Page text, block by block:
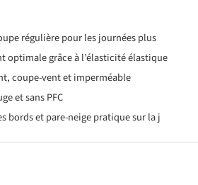
régulière pour les journées plus
optimale grâce à l’élasticité élastique
coupe-vent et imperméable
et sans PFC
bords et pare-neige pratique sur la j